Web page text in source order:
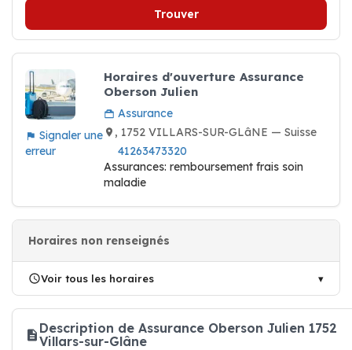
Trouver
Signaler une
erreur
Horaires d'ouverture Assurance
Oberson Julien
Assurance
, 1752 VILLARS-SUR-GLâNE — Suisse
41263473320
Assurances: remboursement frais soin
maladie
Horaires non renseignés
Voir tous les horaires
Description de Assurance Oberson Julien 1752
Villars-sur-Glâne